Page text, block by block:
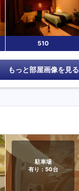
510
もっと部屋画像を見る
駐車場
有り：50台